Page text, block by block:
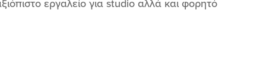
εργαλείο για studio αλλά και φορητό